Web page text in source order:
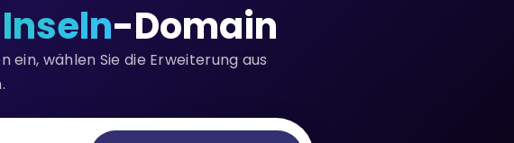
-Domain
wählen Sie die Erweiterung aus